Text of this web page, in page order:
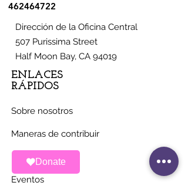
Donate
462464722
Dirección de la Oficina Central
507 Purissima Street
Half Moon Bay, CA 94019
ENLACES
RÁPIDOS
Sobre nosotros
Maneras de contribuir
Noticias
Eventos